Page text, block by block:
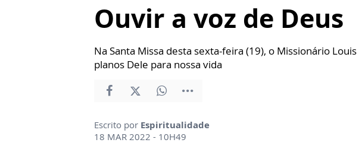
Ouvir a voz de Deus
Na Santa Missa desta sexta-feira (19), o Missionário
planos Dele para nossa vida
Escrito por Espiritualidade
18 MAR 2022 - 10H49